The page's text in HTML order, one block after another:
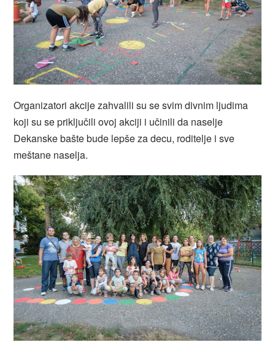
Organizatori akcije zahvalili su se svim divnim ljudima
koji su se priključili ovoj akciji i učinili da naselje
Dekanske bašte bude lepše za decu, roditelje i sve
meštane naselja.